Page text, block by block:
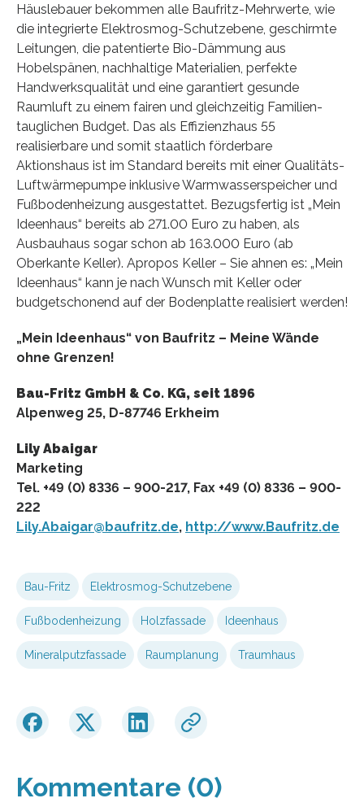
Häuslebauer bekommen alle Baufritz-Mehrwerte, wie
die integrierte Elektrosmog-Schutzebene, geschirmte
Leitungen, die patentierte Bio-Dämmung aus
Hobelspänen, nachhaltige Materialien, perfekte
Handwerksqualität und eine garantiert gesunde
Raumluft zu einem fairen und gleichzeitig Familien-
tauglichen Budget. Das als Effizienzhaus 55
realisierbare und somit staatlich förderbare
Aktionshaus ist im Standard bereits mit einer Qualitäts-
Luftwärmepumpe inklusive Warmwasserspeicher und
Fußbodenheizung ausgestattet. Bezugsfertig ist „Mein
Ideenhaus“ bereits ab 271.00 Euro zu haben, als
Ausbauhaus sogar schon ab 163.000 Euro (ab
Oberkante Keller). Apropos Keller – Sie ahnen es: „Mein
Ideenhaus“ kann je nach Wunsch mit Keller oder
budgetschonend auf der Bodenplatte realisiert werden!
„Mein Ideenhaus“ von Baufritz – Meine Wände
ohne Grenzen!
Bau-Fritz GmbH & Co. KG, seit 1896
Alpenweg 25, D-87746 Erkheim
Lily Abaigar
Marketing
Tel. +49 (0) 8336 – 900-217, Fax +49 (0) 8336 – 900-
222
Lily.Abaigar@baufritz.de, http://www.Baufritz.de
Bau-Fritz Elektrosmog-Schutzebene
Fußbodenheizung Holzfassade Ideenhaus
Mineralputzfassade Raumplanung Traumhaus
Kommentare (0)